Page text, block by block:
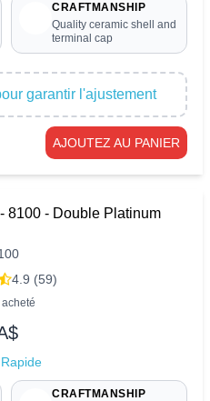
CRAFTMANSHIP
Quality ceramic shell and
terminal cap
garantir l'ajustement
AJOUTEZ AU PANIER
8100 - Double Platinum
4.9 (59)
acheté
CRAFTMANSHIP